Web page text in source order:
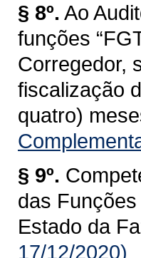
§ 8º. Ao
funções
Corregedor,
fiscalização
quatro)
§ 9º.
das
Estado da
17/12/2020)